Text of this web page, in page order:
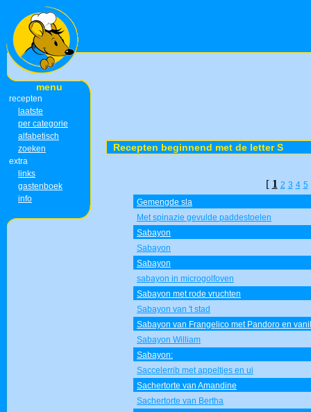
menu
recepten
laatste
per categorie
alfabetisch
zoeken
extra
links
gastenboek
info
Recepten beginnend met de letter S
[ 1 2 3 4 5
Gemengde sla
Met spinazie gevulde paddestoelen
Sabayon
Sabayon
Sabayon
sabayon in microgolfoven
Sabayon met rode vruchten
Sabayon van 't stad
Sabayon van Frangelico met Pandoro en
Sabayon William
Sabayon:
Saccelerrib met appeltjes en ui
Sachertorte van Amandine
Sachertorte van Bertha